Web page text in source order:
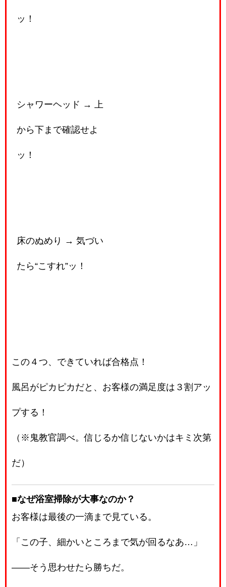
ッ！
シャワーヘッド → 上
から下まで確認せよ
ッ！
床のぬめり → 気づい
たら“こすれ”ッ！
この４つ、できていれば合格点！
風呂がピカピカだと、お客様の満足度は３割アッ
プする！
（※鬼教官調べ。信じるか信じないかはキミ次第
だ）
■なぜ浴室掃除が大事なのか？
お客様は最後の一滴まで見ている。
「この子、細かいところまで気が回るなあ…」
――そう思わせたら勝ちだ。